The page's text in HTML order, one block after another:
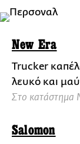
New Era
Trucker
λευκό και
Στο κατάστημα
Salomon